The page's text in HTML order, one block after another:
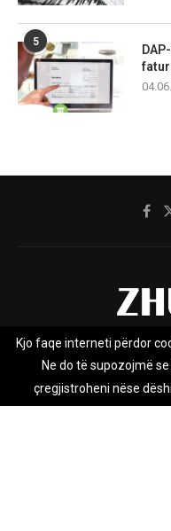
5
Rreth nesh
Zhurnal.mk është Agjenci e
Kjo faqe interneti përdor
Ne do të supozojmë
çregjistroheni nëse